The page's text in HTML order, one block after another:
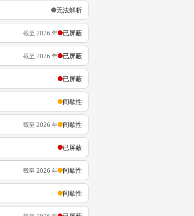
无法解析
截至 2026 年 已屏蔽
截至 2026 年 已屏蔽
已屏蔽
间歇性
截至 2026 年 间歇性
已屏蔽
截至 2026 年 间歇性
间歇性